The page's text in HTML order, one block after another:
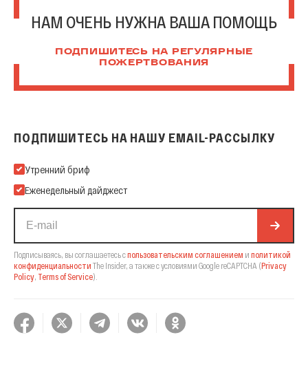
НАМ ОЧЕНЬ НУЖНА ВАША ПОМОЩЬ
ПОДПИШИТЕСЬ НА РЕГУЛЯРНЫЕ
ПОЖЕРТВОВАНИЯ
ПОДПИШИТЕСЬ НА НАШУ EMAIL-РАССЫЛКУ
Подпишитесь на нашу Email-рассылку
Утренний бриф
Еженедельный дайджест
Подписываясь, вы соглашаетесь спользовательским соглашением и политикой
конфиденциальности The Insider, а также с условиями Google reCAPTCHA (Privacy
Policy, Terms of Service).